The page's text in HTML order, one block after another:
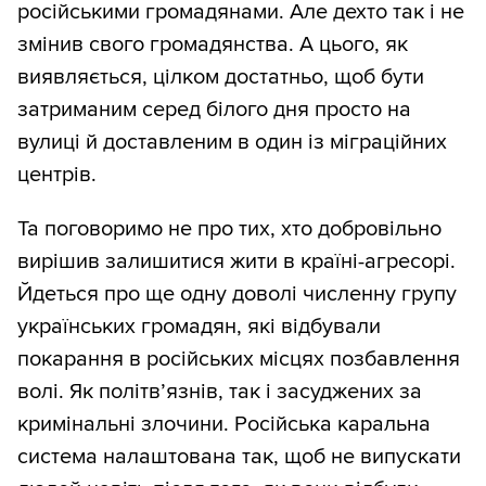
російськими громадянами. Але дехто так і не
змінив свого громадянства. А цього, як
виявляється, цілком достатньо, щоб бути
затриманим серед білого дня просто на
вулиці й доставленим в один із міграційних
центрів.
Та поговоримо не про тих, хто добровільно
вирішив залишитися жити в країні-агресорі.
Йдеться про ще одну доволі численну групу
українських громадян, які відбували
покарання в російських місцях позбавлення
волі. Як політв’язнів, так і засуджених за
кримінальні злочини. Російська каральна
система налаштована так, щоб не випускати